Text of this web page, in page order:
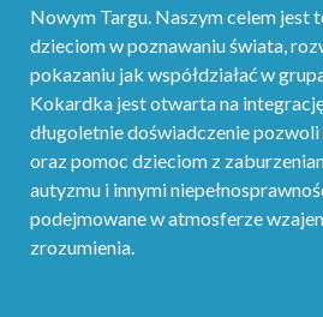
Nowym Targu. Naszym celem jest
dzieciom w poznawaniu świata,
pokazaniu jak współdziałać w
Kokardka jest otwarta na
długoletnie doświadczenie
oraz pomoc dzieciom z
autyzmu i innymi
podejmowane w atmosferze
zrozumienia.